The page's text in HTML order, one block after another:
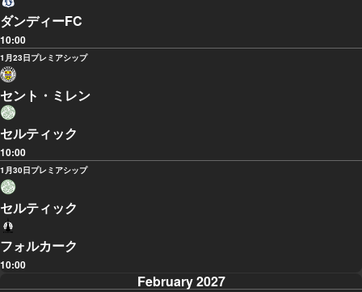
ダンディーFC
10:00
1月23日プレミアシップ
セント・ミレン
セルティック
10:00
1月30日プレミアシップ
セルティック
フォルカーク
10:00
February 2027